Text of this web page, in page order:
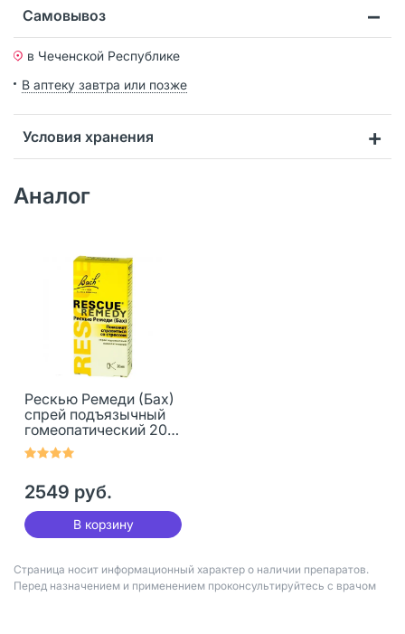
Самовывоз
в Чеченской Республике
В аптеку завтра или позже
Условия хранения
Аналог
Рескью Ремеди (Бах)
спрей подъязычный
гомеопатический 20
мл 1 шт
2549 руб.
В корзину
Страница носит информационный характер о наличии препаратов.
Перед назначением и применением проконсультируйтесь с врачом